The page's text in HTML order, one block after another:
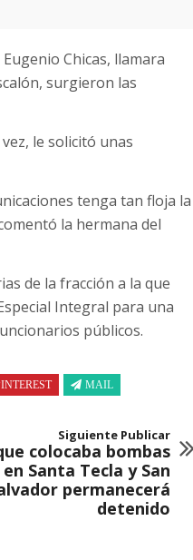
Chicas, llamara
surgieron las
le solicitó unas
tenga tan floja la
la hermana del
de la fracción a la que
Integral para una
públicos.
MAIL
Siguiente Publicar
colocaba bombas
en Santa Tecla y San
permanecerá
detenido